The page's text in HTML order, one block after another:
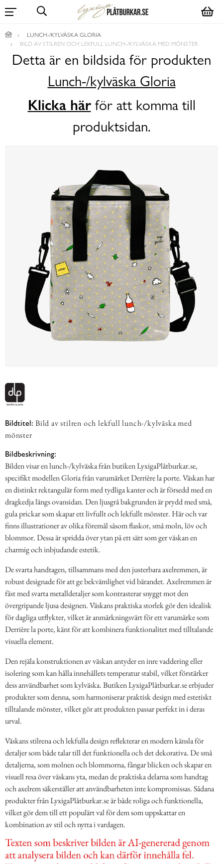
LUNCH-/KYLVÄSKA GLORIA
BILD AV STILREN OCH LEKFULL LUNCH-/KYLVÄSKA MED MÖNSTER
Detta är en bildsida för produkten
Lunch-/kylväska Gloria
Klicka härför att komma till
produktsidan.
Bildtitel: Bild av stilren och lekfull lunch-/kylväska med
mönster
Bildbeskrivning:
Bilden visar en lunch-/kylväska från butiken LyxigaPlåtburkar.se,
specifikt modellen Gloria från varumärket Derrière la porte. Väskan har
en distinkt rektangulär form med tydliga kanter och är försedd med en
dragkedja längs ovansidan. Den ljusgrå bakgrunden är prydd med små,
gula prickar som skapar ett livfullt och lekfullt mönster. Här och var
finns illustrationer av olika föremål såsom flaskor, små moln, löv och
blommor. Dessa är spridda över ytan på ett sätt som ger väskan en
charmig och inbjudande estetik.
De svarta handtagen, tillsammans med den justerbara axelremmen, är
robust designade för att ge bekvämlighet vid bärandet. Axelremmen är
fäst med svarta metalldetaljer som kontrasterar snyggt mot den
övergripande ljusa designen. Väskans praktiska storlek gör den idealisk
för dagliga utflykter, vilket är anmärkningsvärt för ett varumärke som
Derrière la porte, känt för att kombinera funktionalitet med tilltalande
visuella element.
Den rejäla konstruktionen av väskan antyder en inre vaddering eller
isolering som kan hålla innehållets temperatur stabil, vilket förstärker
dess användbarhet som kylväska. Butiken LyxigaPlåtburkar.se erbjuder
produkter som denna, som harmoniserar praktisk design med estetiskt
tilltalande mönster, vilket gör att produkten passar perfekt in i deras
urval.
Väskans stilrena och lekfulla design reflekterar en modern känsla för
detaljer som både talar till det funktionella och det dekorativa. De små
detaljerna, som molnen och blommorna, fångar blicken och skapar en
visuell resa över väskans yta, medan de praktiska delarna som handtag
och axelrem säkerställer att användbarheten inte kompromissas. Sådana
produkter från LyxigaPlåtburkar.se är både roliga och funktionella,
vilket gör dem till ett populärt val för dem som uppskattar en
kombination av stil och nytta i vardagen.